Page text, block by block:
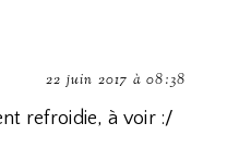
22 juin 2017 à 08:38
refroidie, à voir :/